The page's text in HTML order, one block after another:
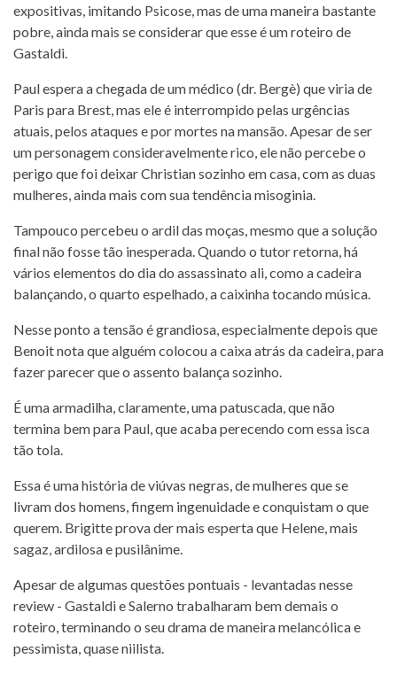
expositivas, imitando Psicose, mas de uma maneira bastante
pobre, ainda mais se considerar que esse é um roteiro de
Gastaldi.
Paul espera a chegada de um médico (dr. Bergè) que viria de
Paris para Brest, mas ele é interrompido pelas urgências
atuais, pelos ataques e por mortes na mansão. Apesar de ser
um personagem consideravelmente rico, ele não percebe o
perigo que foi deixar Christian sozinho em casa, com as duas
mulheres, ainda mais com sua tendência misoginia.
Tampouco percebeu o ardil das moças, mesmo que a solução
final não fosse tão inesperada. Quando o tutor retorna, há
vários elementos do dia do assassinato ali, como a cadeira
balançando, o quarto espelhado, a caixinha tocando música.
Nesse ponto a tensão é grandiosa, especialmente depois que
Benoit nota que alguém colocou a caixa atrás da cadeira, para
fazer parecer que o assento balança sozinho.
É uma armadilha, claramente, uma patuscada, que não
termina bem para Paul, que acaba perecendo com essa isca
tão tola.
Essa é uma história de viúvas negras, de mulheres que se
livram dos homens, fingem ingenuidade e conquistam o que
querem. Brigitte prova der mais esperta que Helene, mais
sagaz, ardilosa e pusilânime.
Apesar de algumas questões pontuais - levantadas nesse
review - Gastaldi e Salerno trabalharam bem demais o
roteiro, terminando o seu drama de maneira melancólica e
pessimista, quase niilista.